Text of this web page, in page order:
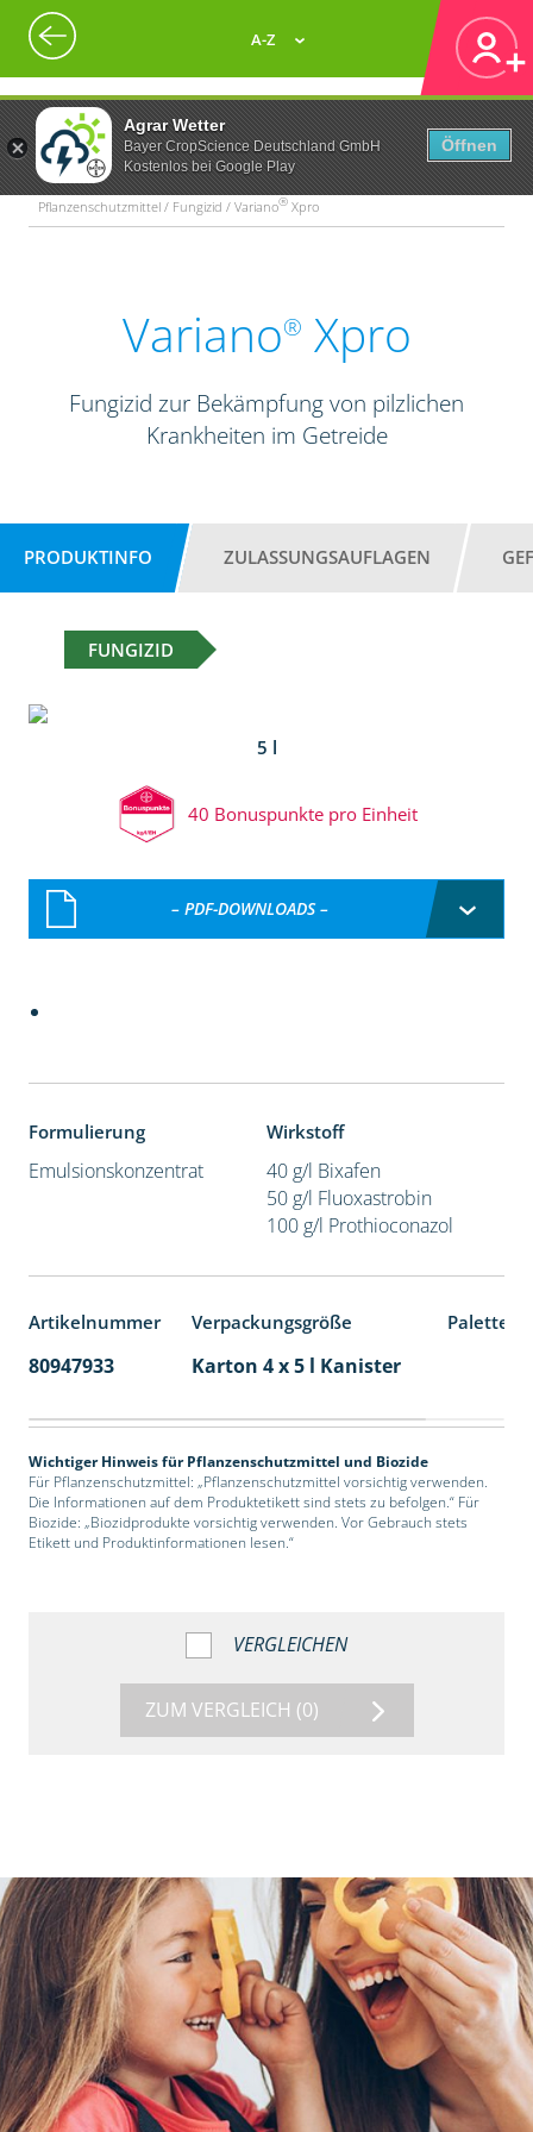
Agrar Wetter
Bayer CropScience Deutschland GmbH
Kostenlos bei Google Play
Öffnen
A-Z
Pflanzenschutzmittel / Fungizid / Variano® Xpro
Variano® Xpro
Fungizid zur Bekämpfung von pilzlichen
Krankheiten im Getreide
PRODUKTINFO ZULASSUNGSAUFLAGEN
FUNGIZID
5 l
40 Bonuspunkte pro Einheit
– PDF-DOWNLOADS –
Formulierung
Emulsionskonzentrat
Wirkstoff
40 g/l Bixafen
50 g/l Fluoxastrobin
100 g/l Prothioconazol
Artikelnummer Verpackungsgröße
80947933 Karton 4 x 5 l Kanister
Wichtiger Hinweis für Pflanzenschutzmittel und Biozide
Für Pflanzenschutzmittel: „Pflanzenschutzmittel vorsichtig verwenden.
Die Informationen auf dem Produktetikett sind stets zu befolgen.“ Für
Biozide: „Biozidprodukte vorsichtig verwenden. Vor Gebrauch stets
Etikett und Produktinformationen lesen.“
VERGLEICHEN
ZUM VERGLEICH (0)